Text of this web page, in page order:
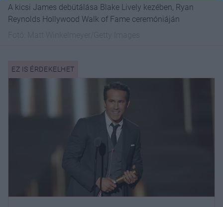
A kicsi James debütálása Blake Lively kezében, Ryan
Reynolds Hollywood Walk of Fame ceremóniáján